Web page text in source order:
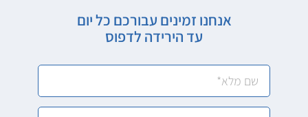
אנחנו זמינים עבורכם כל יום
עד הירידה לדפוס